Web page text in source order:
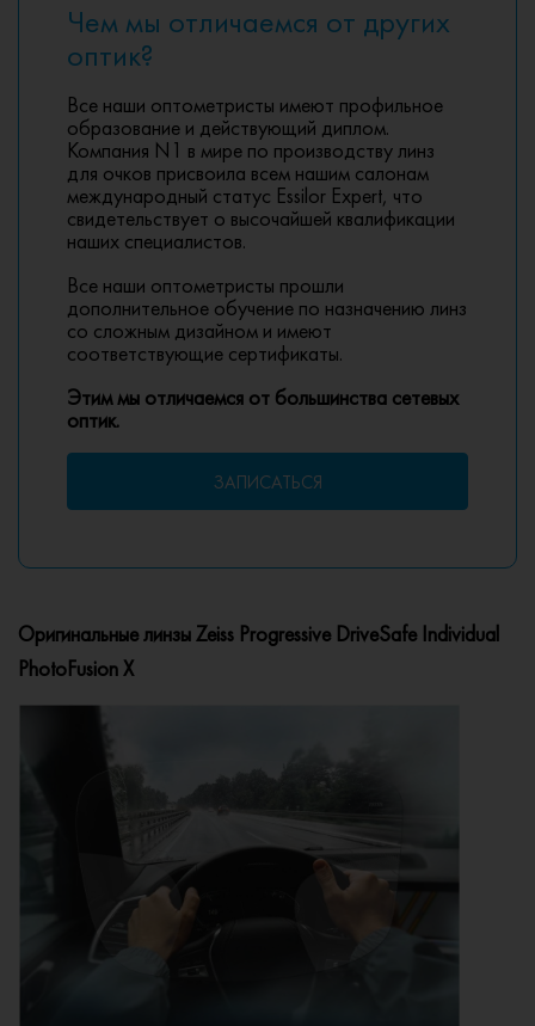
Чем мы отличаемся от других
оптик?
Все наши оптометристы имеют профильное
образование и действующий диплом.
Компания N1 в мире по производству линз
для очков присвоила всем нашим салонам
международный статус Essilor Expert, что
свидетельствует о высочайшей квалификации
наших специалистов.
Все наши оптометристы прошли
дополнительное обучение по назначению линз
со сложным дизайном и имеют
соответствующие сертификаты.
Этим мы отличаемся от большинства сетевых
оптик.
ЗАПИСАТЬСЯ
Оригинальные линзы Zeiss Progressive DriveSafe Individual
PhotoFusion X